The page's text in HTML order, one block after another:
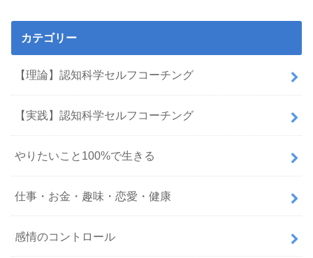
カテゴリー
【理論】認知科学セルフコーチング
【実践】認知科学セルフコーチング
やりたいこと100%で生きる
仕事・お金・趣味・恋愛・健康
感情のコントロール